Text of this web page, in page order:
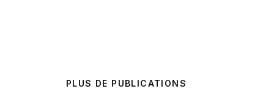
PLUS DE PUBLICATIONS